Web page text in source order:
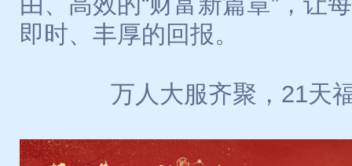
即时、丰厚的回报。
万人大服齐聚，21天